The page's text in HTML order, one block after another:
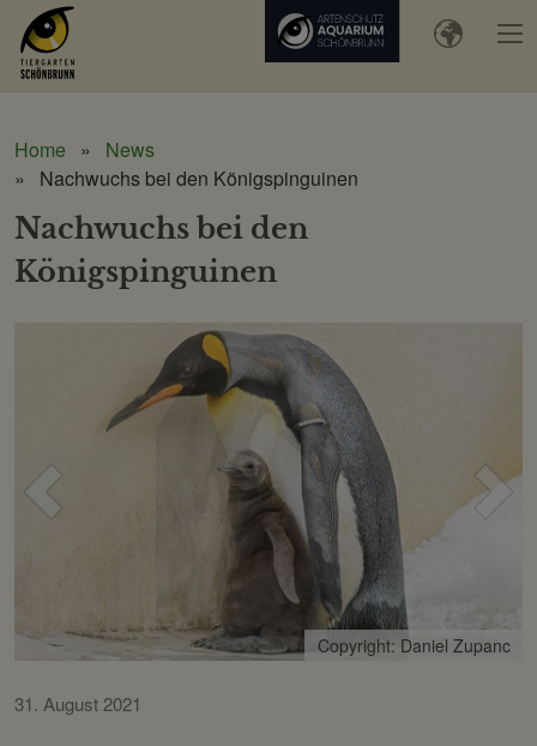
Home
News
Nachwuchs bei den Königspinguinen
Nachwuchs bei den
Königspinguinen
Voriges
Bild
Copyright: Daniel Zupanc
31. August 2021